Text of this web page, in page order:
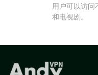
用户可以访问
和电视剧。